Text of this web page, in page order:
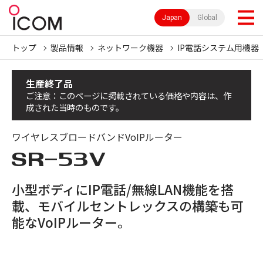
Japan Global
トップ 製品情報 ネットワーク機器 IP電話システム用機器
生産終了品
ご注意：このページに掲載されている価格や内容は、作
成された当時のものです。
ワイヤレスブロードバンドVoIPルーター
SR-53V
小型ボディにIP電話/無線LAN機能を搭
載、モバイルセントレックスの構築も可
能なVoIPルーター。